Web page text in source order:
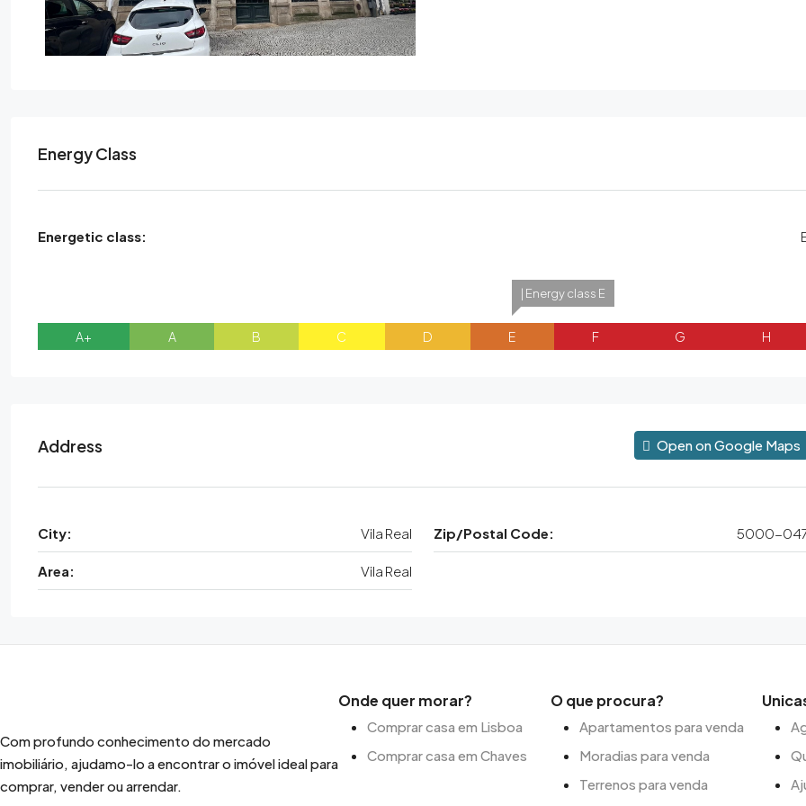
Energy Class
Energetic class:
A+ A B C D
| Energy class E
E F G H
Address Open on Google Maps
City: Vila Real Zip/Postal Code: 5000-
Area: Vila Real
Com profundo conhecimento do mercado
imobiliário, ajudamo-lo a encontrar o imóvel ideal para
comprar, vender ou arrendar.
Onde quer morar?
Comprar casa em Lisboa
Comprar casa em Chaves
O que procura?
Apartamentos para venda
Moradias para venda
Terrenos para venda